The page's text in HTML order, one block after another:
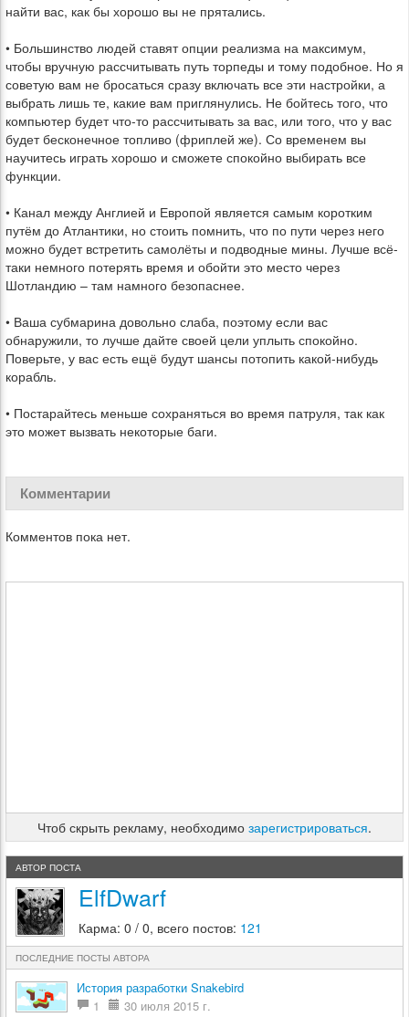
найти вас, как бы хорошо вы не прятались.
• Большинство людей ставят опции реализма на максимум,
чтобы вручную рассчитывать путь торпеды и тому подобное. Но я
советую вам не бросаться сразу включать все эти настройки, а
выбрать лишь те, какие вам приглянулись. Не бойтесь того, что
компьютер будет что-то рассчитывать за вас, или того, что у вас
будет бесконечное топливо (фриплей же). Со временем вы
научитесь играть хорошо и сможете спокойно выбирать все
функции.
• Канал между Англией и Европой является самым коротким
путём до Атлантики, но стоить помнить, что по пути через него
можно будет встретить самолёты и подводные мины. Лучше всё-
таки немного потерять время и обойти это место через
Шотландию – там намного безопаснее.
• Ваша субмарина довольно слаба, поэтому если вас
обнаружили, то лучше дайте своей цели уплыть спокойно.
Поверьте, у вас есть ещё будут шансы потопить какой-нибудь
корабль.
• Постарайтесь меньше сохраняться во время патруля, так как
это может вызвать некоторые баги.
Комментарии
Комментов пока нет.
Чтоб скрыть рекламу, необходимо зарегистрироваться.
АВТОР ПОСТА
ElfDwarf
Карма: 0 / 0, всего постов: 121
ПОСЛЕДНИЕ ПОСТЫ АВТОРА
История разработки Snakebird
1
30 июля 2015 г.